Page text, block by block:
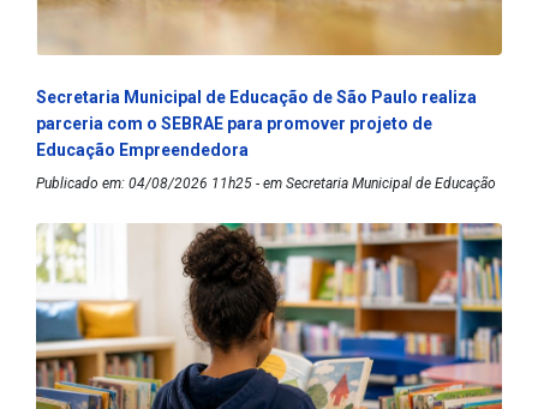
Secretaria Municipal de Educação de São Paulo realiza
parceria com o SEBRAE para promover projeto de
Educação Empreendedora
Publicado em: 04/08/2026 11h25 - em Secretaria Municipal de Educação